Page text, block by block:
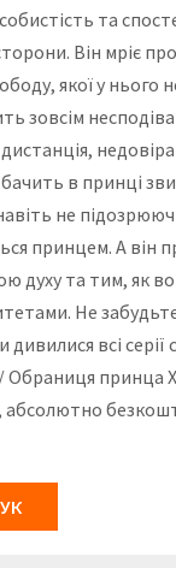
та
Він мріє
якої у нього
зовсім
недовіра
в принці
не
принцем. А він
духу та тим, як
Не
всі серії
Обраниця принца
абсолютно